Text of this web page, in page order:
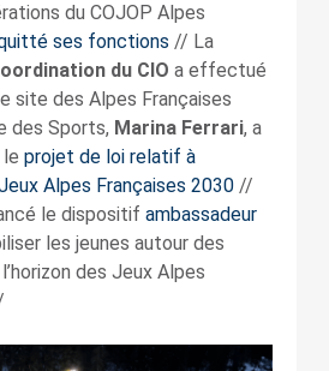
du COJOP Alpes
ses fonctions // La
du CIO a effectué
site des Alpes Françaises
des Sports, Marina Ferrari, a
projet de loi relatif à
Alpes Françaises 2030//
le dispositif ambassadeur
les jeunes autour des
des Jeux Alpes